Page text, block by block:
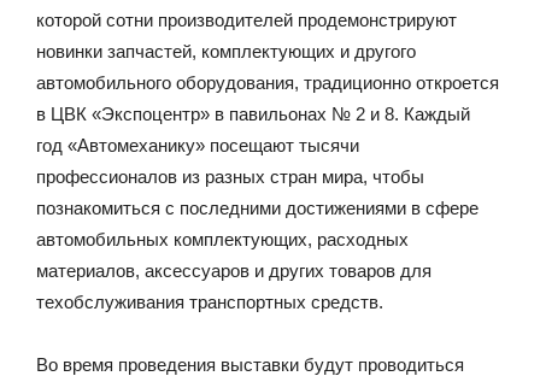
которой сотни производителей продемонстрируют
новинки запчастей, комплектующих и другого
автомобильного оборудования, традиционно откроется
в ЦВК «Экспоцентр» в павильонах № 2 и 8. Каждый
год «Автомеханику» посещают тысячи
профессионалов из разных стран мира, чтобы
познакомиться с последними достижениями в сфере
автомобильных комплектующих, расходных
материалов, аксессуаров и других товаров для
техобслуживания транспортных средств.
Во время проведения выставки будут проводиться